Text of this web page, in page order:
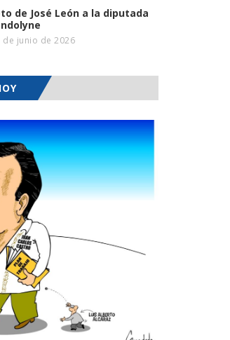
de José León a la diputada
de junio de 2026